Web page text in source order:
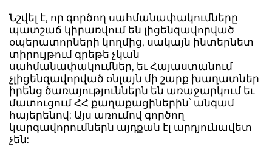
Նշվել է, որ գործող սահմանափակումները
պատշաճ կիրառվում են լիցենզավորված
օպերատորների կողմից, սակայն ինտերնետ
տիրույթում գրեթե չկան
սահմանափակումներ, եւ Հայաստանում
չլիցենզավորված օնլայն մի շարք խաղատներ
իրենց ծառայություններն են առաջարկում եւ
մատուցում ՀՀ քաղաքացիներին՝ անգամ
հայերենով: Այս առումով գործող
կարգավորումներն այդքան էլ արդյունավետ
չեն: